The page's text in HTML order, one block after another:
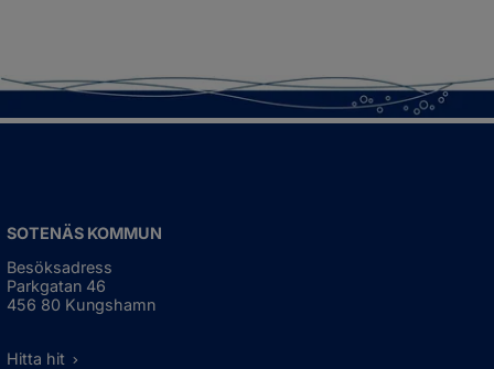
SOTENÄS KOMMUN
Besöksadress
Parkgatan 46
456 80 Kungshamn
Hitta hit